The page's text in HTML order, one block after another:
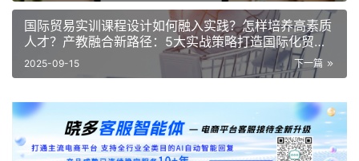
国际贸易实训课程设计如何融入实践？怎样培养高素质
人才？产教融合新路径：5大实战策略打造国际化贸易
精英！
下一篇
2025-09-15